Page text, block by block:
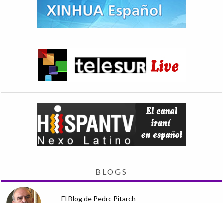
BLOGS
El Blog de Pedro Pitarch